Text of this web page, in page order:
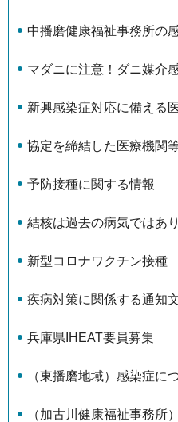
中播磨健康福祉事務所の
マダニに注意！ダニ媒介
新興感染症対応に備える
協定を締結した医療機関
予防接種に関する情報
結核は過去の病気ではあ
新型コロナワクチン接種
疾病対策に関係する通知
兵庫県IHEAT要員募集
（東播磨地域）感染症に
（加古川健康福祉事務所